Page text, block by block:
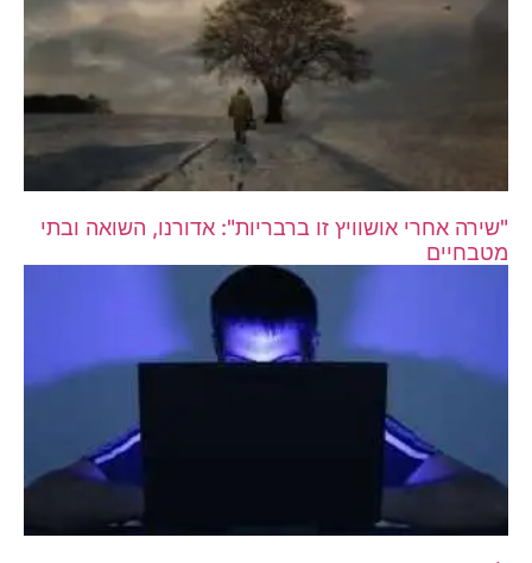
"שירה אחרי אושוויץ זו ברבריות": אדורנו, השואה ובתי
מטבחיים